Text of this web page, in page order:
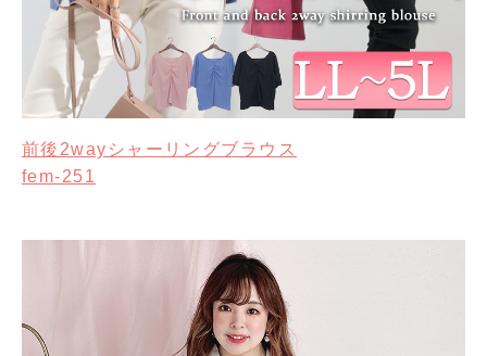
前後2wayシャーリングブラウス
fem-251